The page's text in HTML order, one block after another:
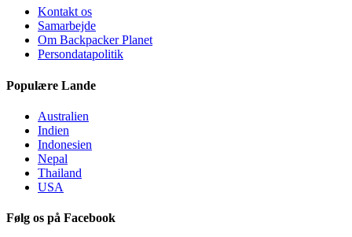
Kontakt os
Samarbejde
Om Backpacker Planet
Persondatapolitik
Populære Lande
Australien
Indien
Indonesien
Nepal
Thailand
USA
Følg os på Facebook